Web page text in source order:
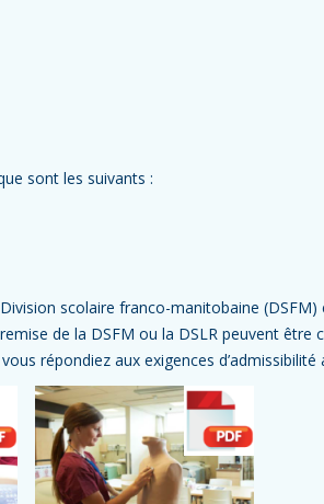
sont les suivants :
scolaire franco-manitobaine (DSFM)
de la DSFM ou la DSLR peuvent être
répondiez aux exigences d’admissibilité